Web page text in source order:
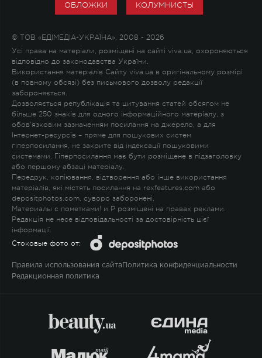
ОБЛОЖКИ КОЛУМНИСТЫ
© ТОВ «ЕДІМЕДІА-УКРАЇНА», 2008 - 2026
Усі права на матеріали, розміщені на сайті viva.ua, охороняються
відповідно до законодавства України.
Використання матеріалів Сайту viva.ua в оригінальному розмірі
(в повному обсязі) без письмового дозволу редакції
забороняється.
Дозволяється републікація та цитування статей обсягом не
більше 250 знаків для одного інформаційного матеріалу, з
обов'язковим зазначенням посилання на джерело, а для
Інтернет-ресурсів – пряме для пошукових систем
гіперпосилання, не закрите від індексації пошуковими
системами. Гіперпосилання має бути розміщене в підзаголовку
або першому абзаці матеріалу.
Передрук, копіювання, відтворення або інше використання
матеріалів, які містять посилання на rexfeatures.com або
depositphotos.com, суворо заборонені.
Материалы с пометками! и P розміщені на правах реклами.
Редакція не несе відповідальності за достовірність цієї
інформації.
Стоковые фото от:
Правила использования сайта Политика конфиденциальности
Редакционная политика